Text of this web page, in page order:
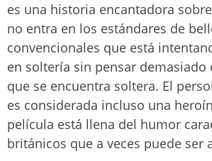
es una historia encantadora
no entra en los estándares de
convencionales que está
en soltería sin pensar demasiado
que se encuentra soltera. El
es considerada incluso una
película está llena del humor
británicos que a veces puede ser